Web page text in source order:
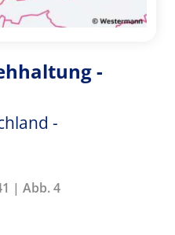
-
-
| Abb. 4